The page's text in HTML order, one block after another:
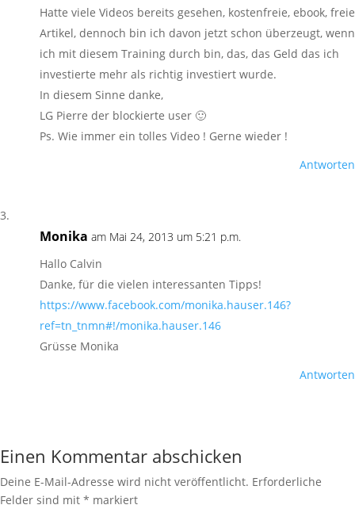
Hatte viele Videos bereits gesehen, kostenfreie, ebook, freie
Artikel, dennoch bin ich davon jetzt schon überzeugt, wenn
ich mit diesem Training durch bin, das, das Geld das ich
investierte mehr als richtig investiert wurde.
In diesem Sinne danke,
LG Pierre der blockierte user 🙂
Ps. Wie immer ein tolles Video ! Gerne wieder !
Antworten
Monika am Mai 24, 2013 um 5:21 p.m.
Hallo Calvin
Danke, für die vielen interessanten Tipps!
https://www.facebook.com/monika.hauser.146?
ref=tn_tnmn#!/monika.hauser.146
Grüsse Monika
Antworten
Einen Kommentar abschicken
Deine E-Mail-Adresse wird nicht veröffentlicht. Erforderliche
Felder sind mit * markiert